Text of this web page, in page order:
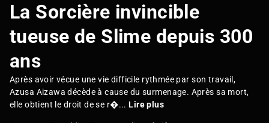
La Sorcière invincible
tueuse de Slime depuis 300
ans
Après avoir vécue une vie difficile rythmée par son travail,
Azusa Aizawa décède à cause du surmenage. Après sa mort,
elle obtient le droit de se r�...Lire plus